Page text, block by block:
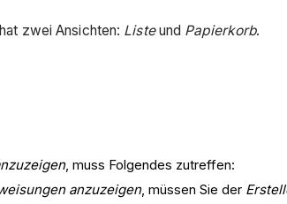
zwei Ansichten: Listeund Papierkorb.
, muss Folgendes zutreffen:
anzuzeigen, müssen Sie der